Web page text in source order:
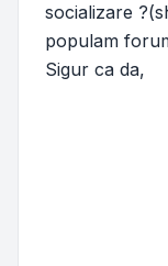
socializare
populam
Sigur ca da,